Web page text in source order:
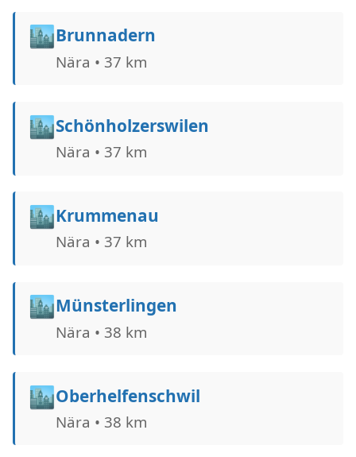
🏙️Brunnadern
Nära • 37 km
🏙️Schönholzerswilen
Nära • 37 km
🏙️Krummenau
Nära • 37 km
🏙️Münsterlingen
Nära • 38 km
🏙️Oberhelfenschwil
Nära • 38 km